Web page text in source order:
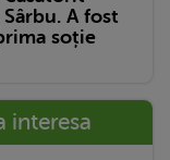
A fost
soție
interesa